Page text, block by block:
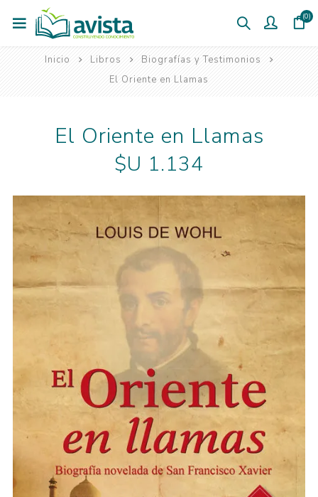
(0)
Inicio Libros
Biografías y Testimonios
El Oriente en Llamas
El Oriente en Llamas
$U 1.134